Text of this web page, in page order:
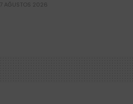
7 AĞUSTOS 2026